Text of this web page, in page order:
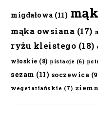
migdałowa (11)
mąka owsiana (17)
ryżu kleistego (18)
włoskie (8) pistacje (6)
sezam (11) soczewica
wegetariańskie (7)